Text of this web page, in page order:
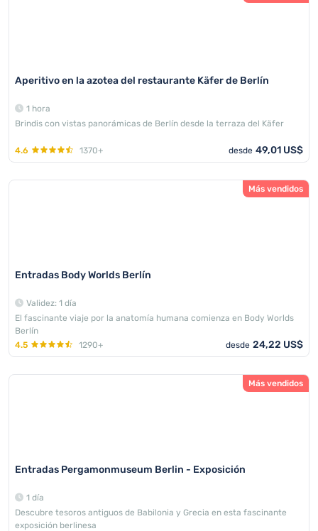
Aperitivo en la azotea del restaurante Käfer de Berlín
1 hora
Brindis con vistas panorámicas de Berlín desde la terraza del Käfer
4.6 1370+ desde 49,01 US$
Más vendidos
Entradas Body Worlds Berlín
Validez: 1 día
El fascinante viaje por la anatomía humana comienza en Body Worlds
Berlín
4.5
1290+ desde 24,22 US$
Más vendidos
Entradas Pergamonmuseum Berlin - Exposición
1 día
Descubre tesoros antiguos de Babilonia y Grecia en esta fascinante
exposición berlinesa